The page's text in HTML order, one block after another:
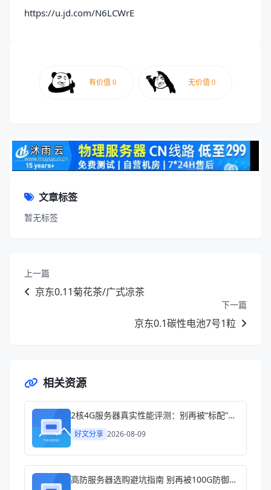
https://u.jd.com/N6LCWrE
文章标签
暂无标签
上一篇
京东0.11菊花茶/广式凉茶
下一篇
京东0.1碳性电池7号1粒
相关资源
2核4G服务器真实性能评测：别再被“标配”忽悠了
好文分享 2026-08-09
高防服务器选购避坑指南 别再被100G防御忽悠了